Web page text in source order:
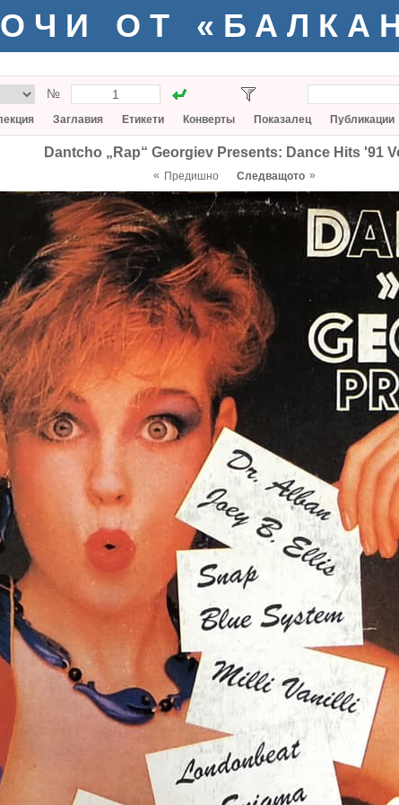
ОТ
№
Заглавия Етикети Конверты Показалец Публикации
Dantcho „Rap“ Georgiev Presents: Dance Hits '91
« Предишно Следващото »